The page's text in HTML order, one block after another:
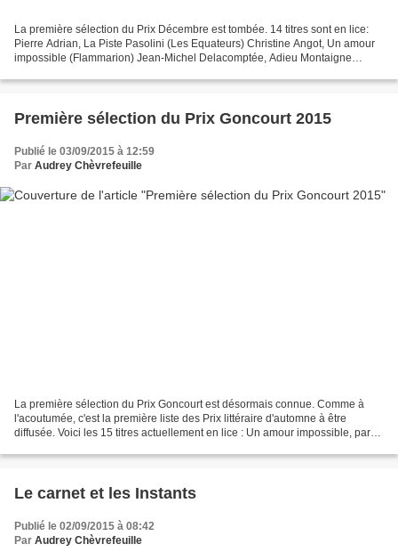
La première sélection du Prix Décembre est tombée. 14 titres sont en lice:
Pierre Adrian, La Piste Pasolini (Les Equateurs) Christine Angot, Un amour
impossible (Flammarion) Jean-Michel Delacomptée, Adieu Montaigne
Première sélection du Prix Goncourt 2015
Publié le 03/09/2015 à 12:59
Par Audrey Chèvrefeuille
La première sélection du Prix Goncourt est désormais connue. Comme à
l'acoutumée, c'est la première liste des Prix littéraire d'automne à être
diffusée. Voici les 15 titres actuellement en lice : Un amour impossible, par
Le carnet et les Instants
Publié le 02/09/2015 à 08:42
Par Audrey Chèvrefeuille